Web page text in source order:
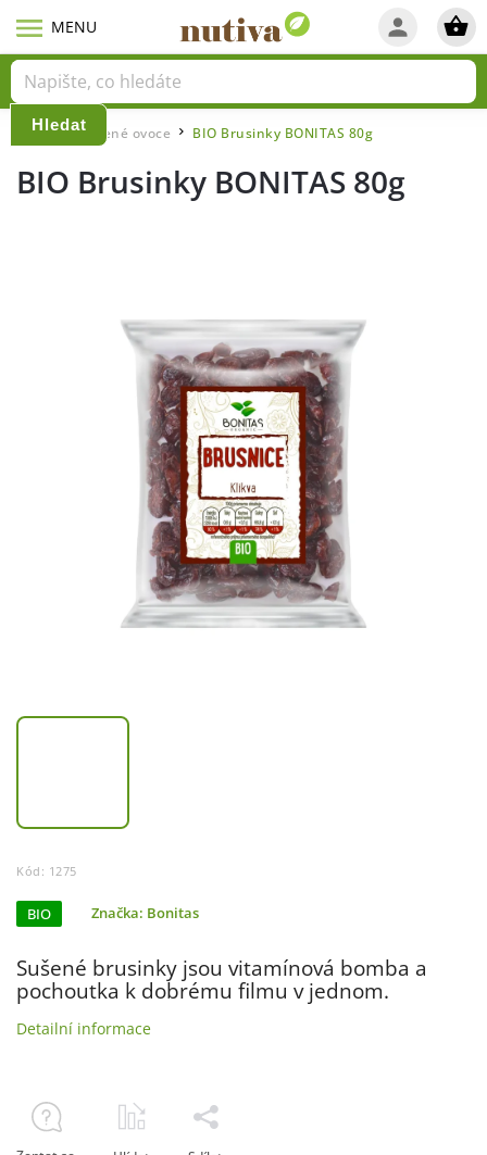
Hledat
Domů / Sušené ovoce / BIO Brusinky BONITAS 80g
BIO Brusinky BONITAS 80g
Kód: 1275
BIO Značka: Bonitas
Sušené brusinky jsou vitamínová bomba a
pochoutka k dobrému filmu v jednom.
Detailní informace